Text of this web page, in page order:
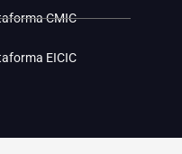
CMIC
EICIC